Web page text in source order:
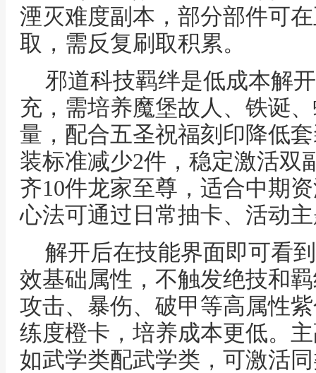
湮灭难度副本，部分部件可
取，需反复刷取积累。
邪道科技羁绊是低成本解
充，需培养魔堡故人、铁诞
量，配合五圣祝福刻印降低
装标准减少2件，稳定激活双
齐10件龙家至尊，适合中期
心法可通过日常抽卡、活动
解开后在技能界面即可看
效基础属性，不触发绝技和
攻击、暴伤、破甲等高属性
练度橙卡，培养成本更低。
如武学类配武学类，可激活